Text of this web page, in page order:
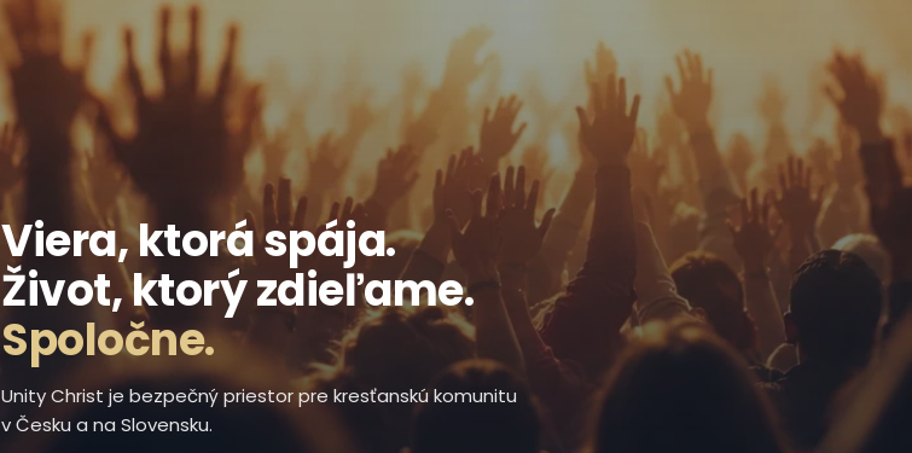
Viera, ktorá spája.
Život, ktorý zdieľame.
Spoločne.
Unity Christ je bezpečný priestor pre kresťanskú komunitu
v Česku a na Slovensku.